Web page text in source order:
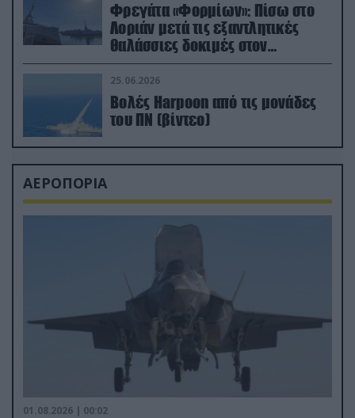
Φρεγάτα «Φορμίων»: Πίσω στο
Λοριάν μετά τις εξαντλητικές
θαλάσσιες δοκιμές στον
απαιτητικό Βισκαϊκό
25.06.2026
Βολές Harpoon από τις μονάδες
του ΠΝ (βίντεο)
ΑΕΡΟΠΟΡΙΑ
01.08.2026 | 00:02